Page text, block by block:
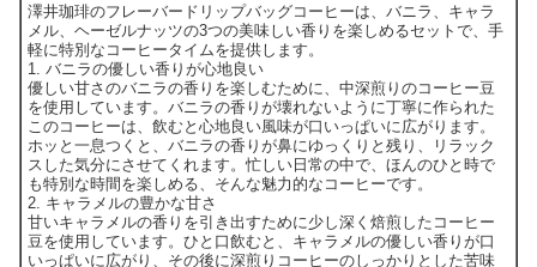
澤井珈琲のフレーバードリップバッグコーヒーは、バニラ、キャラ
メル、ヘーゼルナッツの3つの美味しい香りを楽しめるセットで、手
軽に特別なコーヒータイムを提供します。
1. バニラの優しい香りが心地良い
優しい甘さのバニラの香りを楽しむために、中深煎りのコーヒー豆
を使用しています。バニラの香りが壊れないように丁寧に作られた
このコーヒーは、飲むと心地良い風味が口いっぱいに広がります。
ホッと一息つくと、バニラの香りが鼻にゆっくりと残り、リラック
スした気分にさせてくれます。忙しい日常の中で、ほんのひと時で
も特別な時間を楽しめる、そんな魅力的なコーヒーです。
2. キャラメルの豊かな甘さ
甘いキャラメルの香りを引き出すために少し深く焙煎したコーヒー
豆を使用しています。ひと口飲むと、キャラメルの優しい香りが口
いっぱいに広がり、その後に深煎りコーヒーのしっかりとした苦味